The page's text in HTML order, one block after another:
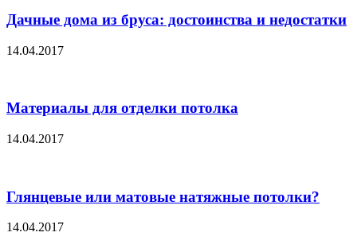
Дачные дома из бруса: достоинства и недостатки
14.04.2017
Материалы для отделки потолка
14.04.2017
Глянцевые или матовые натяжные потолки?
14.04.2017